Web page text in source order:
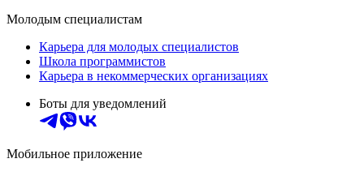
Молодым специалистам
Карьера для молодых специалистов
Школа программистов
Карьера в некоммерческих организациях
Боты для уведомлений
Мобильное приложение